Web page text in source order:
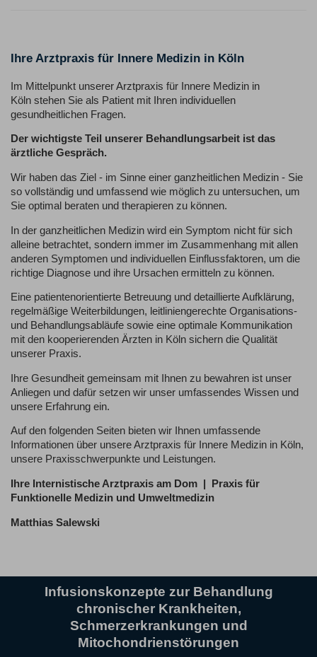
Ihre Arztpraxis für Innere Medizin in Köln
Im Mittelpunkt unserer Arztpraxis für Innere Medizin in
Köln stehen Sie als Patient mit Ihren individuellen
gesundheitlichen Fragen.
Der wichtigste Teil unserer Behandlungsarbeit ist das
ärztliche Gespräch.
Wir haben das Ziel - im Sinne einer ganzheitlichen Medizin - Sie
so vollständig und umfassend wie möglich zu untersuchen, um
Sie optimal beraten und therapieren zu können.
In der ganzheitlichen Medizin wird ein Symptom nicht für sich
alleine betrachtet, sondern immer im Zusammenhang mit allen
anderen Symptomen und individuellen Einflussfaktoren, um die
richtige Diagnose und ihre Ursachen ermitteln zu können.
Eine patientenorientierte Betreuung und detaillierte Aufklärung,
regelmäßige Weiterbildungen, leitliniengerechte Organisations-
und Behandlungsabläufe sowie eine optimale Kommunikation
mit den kooperierenden Ärzten in Köln sichern die Qualität
unserer Praxis.
Ihre Gesundheit gemeinsam mit Ihnen zu bewahren ist unser
Anliegen und dafür setzen wir unser umfassendes Wissen und
unsere Erfahrung ein.
Auf den folgenden Seiten bieten wir Ihnen umfassende
Informationen über unsere Arztpraxis für Innere Medizin in Köln,
unsere Praxisschwerpunkte und Leistungen.
Ihre Internistische Arztpraxis am Dom | Praxis für
Funktionelle Medizin und Umweltmedizin
Matthias Salewski
Infusionskonzepte zur Behandlung
chronischer Krankheiten,
Schmerzerkrankungen und
Mitochondrienstörungen